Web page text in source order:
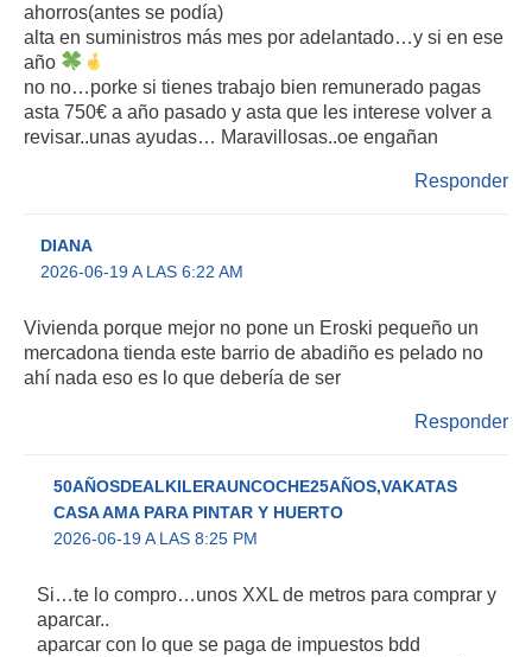
ahorros(antes se podía)
alta en suministros más mes por adelantado…y si en ese
año
no no…porke si tienes trabajo bien remunerado pagas
asta 750€ a año pasado y asta que les interese volver a
revisar..unas ayudas… Maravillosas..oe engañan
Responder
DIANA
2026-06-19 A LAS 6:22 AM
Vivienda porque mejor no pone un Eroski pequeño un
mercadona tienda este barrio de abadiño es pelado no
ahí nada eso es lo que debería de ser
Responder
50AÑOSDEALKILERAUNCOCHE25AÑOS,VAKATAS
CASA AMA PARA PINTAR Y HUERTO
2026-06-19 A LAS 8:25 PM
Si…te lo compro…unos XXL de metros para comprar y
aparcar..
aparcar con lo que se paga de impuestos bdd